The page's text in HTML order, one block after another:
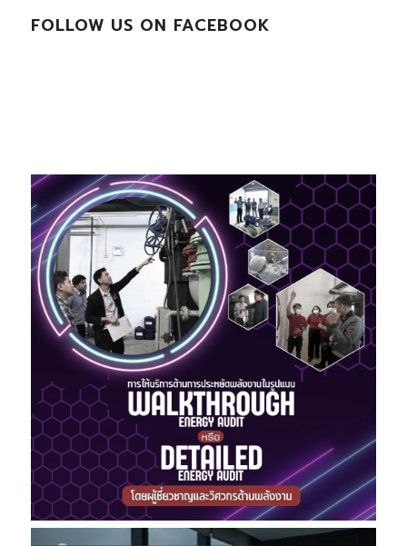
FOLLOW US ON FACEBOOK